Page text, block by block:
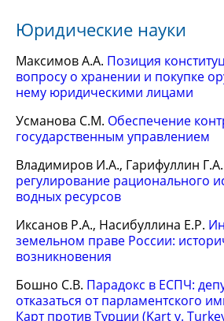
Юридические науки
Максимов А.А. Позиция
вопросу о хранении и покупке
нему юридическими лицами
Усманова С.М. Обеспечение
государственным управлением
Владимиров И.А., Гарифуллин Г.А.
регулирование рационального
водных ресурсов
Иксанов Р.А., Насибуллина Е.Р.
земельном праве России:
возникновения
Бошно С.В. Парадокс в ЕСПЧ:
отказаться от парламентского
Карт против Турции (Kart v.